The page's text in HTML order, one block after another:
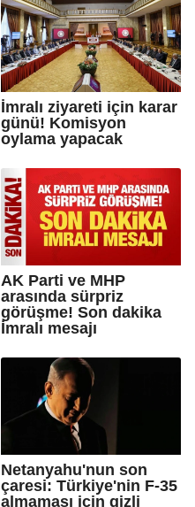
İmralı ziyareti için karar
günü! Komisyon
oylama yapacak
AK Parti ve MHP
arasında sürpriz
görüşme! Son dakika
İmralı mesajı
Netanyahu'nun son
çaresi: Türkiye'nin F-35
almaması için gizli